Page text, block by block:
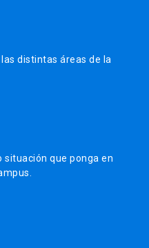
distintas áreas de la
situación que ponga en